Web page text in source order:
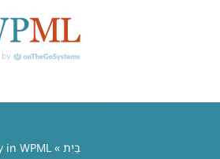
בַּיִת »
WPML?